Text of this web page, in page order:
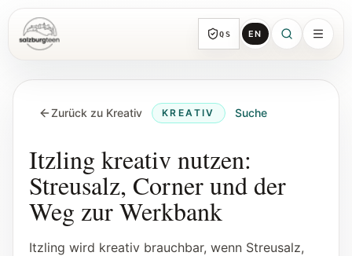
SalzburgTeen QS EN
Alle Themen-Rubriken mit repräsentativen
Suche
Von jeder Seite direkt zur nächsten
brauchbaren Spur.
Zurück zu Kreativ KREATIV Suche
Itzling kreativ nutzen:
Streusalz, Corner und der
Weg zur Werkbank
Itzling wird kreativ brauchbar, wenn Streusalz,